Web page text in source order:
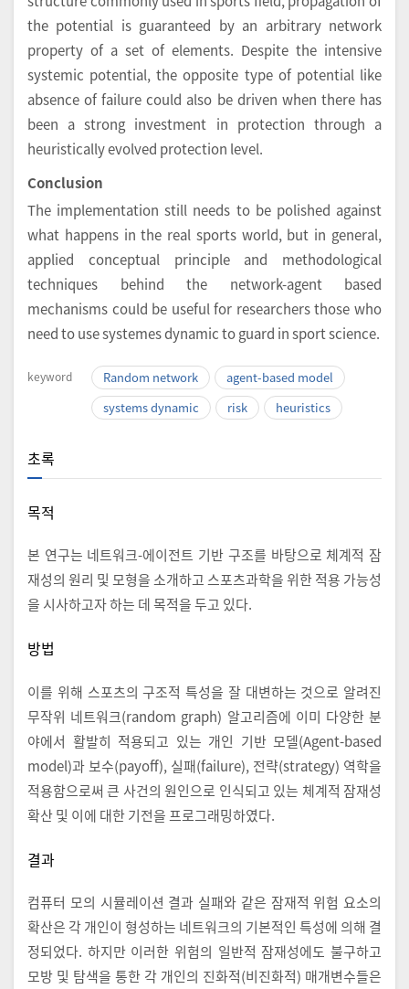
the potential is guaranteed by an arbitrary network
property of a set of elements. Despite the intensive
systemic potential, the opposite type of potential like
absence of failure could also be driven when there has
been a strong investment in protection through a
heuristically evolved protection level.
Conclusion
The implementation still needs to be polished against
what happens in the real sports world, but in general,
applied conceptual principle and methodological
techniques behind the network-agent based
mechanisms could be useful for researchers those who
need to use systemes dynamic to guard in sport science.
keyword Random network
agent-based model
systems dynamic
risk heuristics
초록
목적
본 연구는 네트워크-에이전트 기반 구조를 바탕으로 체계적 잠
재성의 원리 및 모형을 소개하고 스포츠과학을 위한 적용 가능성
을 시사하고자 하는 데 목적을 두고 있다.
방법
이를 위해 스포츠의 구조적 특성을 잘 대변하는 것으로 알려진
무작위 네트워크(random graph) 알고리즘에 이미 다양한 분
야에서 활발히 적용되고 있는 개인 기반 모델(Agent-based
model)과 보수(payoff), 실패(failure), 전략(strategy) 역학을
적용함으로써 큰 사건의 원인으로 인식되고 있는 체계적 잠재성
확산 및 이에 대한 기전을 프로그래밍하였다.
결과
컴퓨터 모의 시뮬레이션 결과 실패와 같은 잠재적 위험 요소의
확산은 각 개인이 형성하는 네트워크의 기본적인 특성에 의해 결
정되었다. 하지만 이러한 위험의 일반적 잠재성에도 불구하고
모방 및 탐색을 통한 각 개인의 진화적(비진화적) 매개변수들은